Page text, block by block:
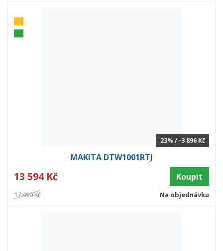
23% / -3 896 Kč
MAKITA DTW1001RTJ
13 594 Kč Koupit
17 490 Kč Na objednávku